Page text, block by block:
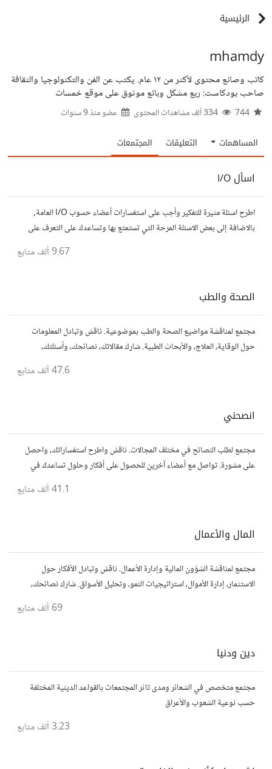
الرئيسية
mhamdy
كاتب وصانع محتوى لأكثر من ١٢ عام. يكتب عن الفن والتكنولوجيا والثقافة
صاحب بودكاست: ربع مشكل وبائع موثوق على موقع خمسات
عضو منذ9 سنوات
المساهمات التعليقات المجتمعات
اسأل I/O
اطرح اسئلة مثيرة للتفكير وأجب على استفسارات أعضاء حسوب I/O العامة,
بالاضافة إلى بعض الاسئلة المرحة التي تستمتع بها وتساعدك على التعرف على
9.67 ألف متابع
الصحة والطب
مجتمع لمناقشة مواضيع الصحة والطب بموضوعية. ناقش وتبادل المعلومات
حول الوقاية، العلاج، والأبحاث الطبية. شارك مقالاتك، نصائحك، وأسئلتك،
47.6 ألف متابع
انصحني
مجتمع لطلب النصائح في مختلف المجالات. ناقش واطرح استفساراتك، واحصل
على مشورة. تواصل مع أعضاء آخرين للحصول على أفكار وحلول تساعدك في
41.1 ألف متابع
المال والأعمال
مجتمع لمناقشة الشؤون المالية وإدارة الأعمال. ناقش وتبادل الأفكار حول
الاستثمار، إدارة الأموال، استراتيجيات النمو، وتحليل الأسواق. شارك نصائحك،
69 ألف متابع
دين ودنيا
مجتمع متخصص في الشعائر ومدى تاثر المجتمعات بالقواعد الدينية المختلفة
حسب نوعية الشعوب والأعراق
3.23 ألف متابع